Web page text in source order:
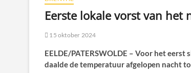
Eerste lokale vorst van het
15 oktober 2024
EELDE/PATERSWOLDE – Voor het
daalde de temperatuur afgelopen nacht